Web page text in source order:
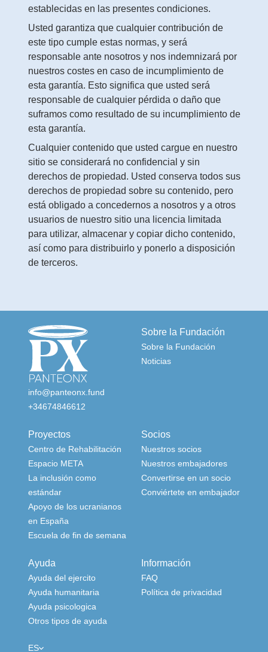
establecidas en las presentes condiciones.
Usted garantiza que cualquier contribución de
este tipo cumple estas normas, y será
responsable ante nosotros y nos indemnizará por
nuestros costes en caso de incumplimiento de
esta garantía. Esto significa que usted será
responsable de cualquier pérdida o daño que
suframos como resultado de su incumplimiento de
esta garantía.
Cualquier contenido que usted cargue en nuestro
sitio se considerará no confidencial y sin
derechos de propiedad. Usted conserva todos sus
derechos de propiedad sobre su contenido, pero
está obligado a concedernos a nosotros y a otros
usuarios de nuestro sitio una licencia limitada
para utilizar, almacenar y copiar dicho contenido,
así como para distribuirlo y ponerlo a disposición
de terceros.
info@panteonx.fund
+34674846612
Sobre la Fundación
Sobre la Fundación
Noticias
Proyectos
Centro de Rehabilitación
Espacio META
La inclusión como
estándar
Apoyo de los ucranianos
en España
Escuela de fin de semana
Socios
Nuestros socios
Nuestros embajadores
Сonvertirse en un socio
Conviértete en embajador
Ayuda
Ayuda del ejercito
Ayuda humanitaria
Ayuda psicologica
Otros tipos de ayuda
Información
FAQ
Política de privacidad
ES